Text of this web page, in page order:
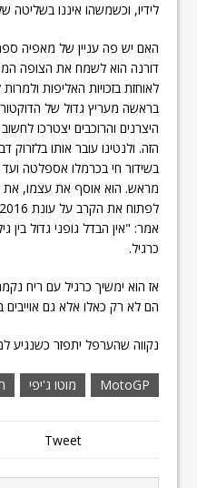
לידיו, וכשמשהו איננו
האם יש פה עניין של מאפיה
דורנה הוא לשמח את הצופה
לאוחזת בזכויות האליפות
בראשה מעריץ גדול של
היצרנים והרוכבים יצטרכו
הזה. ולנטינו עובר אותו
בשידור חי בכרמלו אספלטה
מראש. הוא אוסף את עצמו, את
כרגיל.
אז הוא ימשיך כרגיל עם ריח
הם לא רק כאלו אלא גם
נקווה שהערפל יתפזר כשנגיע למרץ
MotoGP מוטו ג'יפי
Tweet